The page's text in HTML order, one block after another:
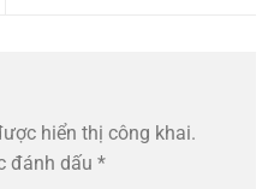
hiển thị công khai.
đánh dấu *